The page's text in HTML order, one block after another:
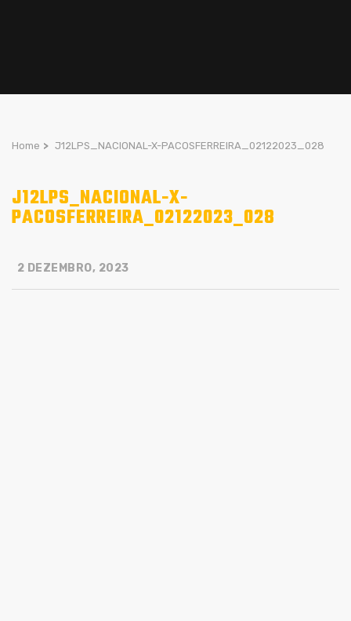
Home > J12LPS_NACIONAL-X-PACOSFERREIRA_02122023_028
J12LPS_NACIONAL-X-
PACOSFERREIRA_02122023_028
2 DEZEMBRO, 2023